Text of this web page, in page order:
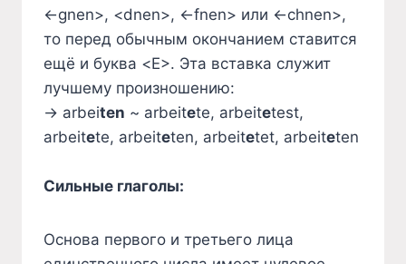
<-gnen>, <dnen>, <-fnen> или <-chnen>,
то перед обычным окончанием ставится
ещё и буква <E>. Эта вставка служит
лучшему произношению:
→ arbeiten ~ arbeitete, arbeitetest,
arbeitete, arbeiteten, arbeitetet, arbeiteten
Сильные глаголы:
Основа первого и третьего лица